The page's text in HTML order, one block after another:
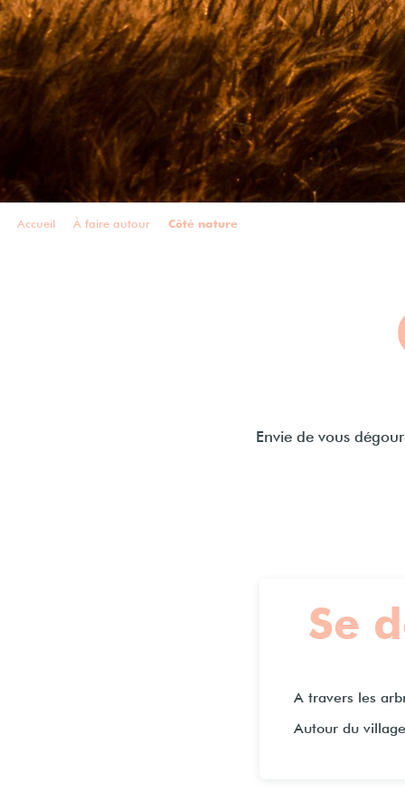
Accueil À faire autour Côté nature
Envie de vous
Se
A travers les
Autour du village